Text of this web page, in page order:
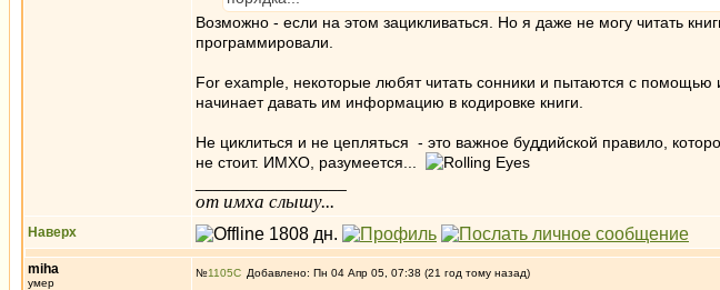
Возможно - если на этом зацикливаться. Но я даже не могу читать
программировали.
For example, некоторые любят читать сонники и пытаются с
начинает давать им информацию в кодировке книги.
Не циклиться и не цепляться - это важное буддийской правило,
не стоит. ИМХО, разумеется...
от имха слышу...
Наверх
miha
умер
№1105 Добавлено: Пн 04 Апр 05, 07:38 (21 год тому назад)